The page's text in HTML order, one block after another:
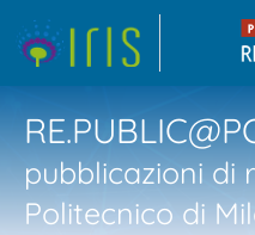
pubblicazioni di
Politecnico di